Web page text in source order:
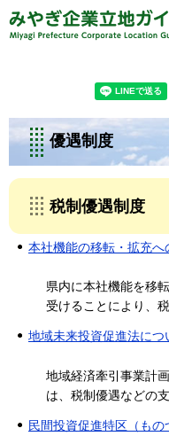
みやぎ企業立地ガイド
優遇制度
税制優遇制度
本社機能の移転・拡充へ
県内に本社機能を移
受けることにより、
地域未来投資促進法につ
地域経済牽引事業計
は、税制優遇などの
民間投資促進特区（もの